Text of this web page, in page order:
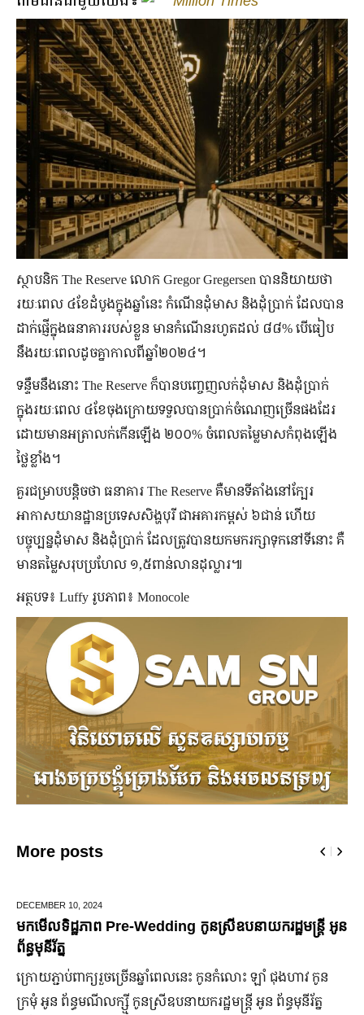
ស្ថាបនិក The Reserve លោក Gregor Gregersen បាននិយាយថា
រយៈពេល ៤ខែដំបូងក្នុងឆ្នាំនេះ កំណើនដុំមាស និងដុំប្រាក់ ដែលបាន
ដាក់ផ្ញើក្នុងធនាគាររបស់ខ្លួន មានកំណើនរហូតដល់ ៨៨% បើធៀប
នឹងរយៈពេលដូចគ្នាកាលពីឆ្នាំ២០២៤។
ទន្ទឹមនឹងនោះ The Reserve ក៏បានបញ្ចេញលក់ដុំមាស និងដុំប្រាក់
ក្នុងរយៈពេល ៤ខែចុងក្រោយទទួលបានប្រាក់ចំណេញច្រើនផងដែរ
ដោយមានអត្រាលក់កើនឡើង ២០០% ចំពេលតម្លៃមាសកំពុងឡើង
ថ្លៃខ្លាំង។
គួរជម្រាបបន្តិចថា ធនាគារ The Reserve គឺមានទីតាំងនៅក្បែរ
អាកាសយានដ្ឋានប្រទេសសិង្ហបុរី ជាអគារកម្ពស់ ៦ជាន់ ហើយ
បច្ចុប្បន្នដុំមាស និងដុំប្រាក់ ដែលត្រូវបានយកមករក្សាទុកនៅទីនោះ គឺ
មានតម្លៃសរុបប្រហែល ១,៥ពាន់លានដុល្លារ៕
អត្ថបទ៖ Luffy រូបភាព៖ Monocole
More posts
10,2024
ទិដ្ឋភាព Pre-Wedding កូនស្រីឧបនាយករដ្ឋមន្រ្តី អូន
ាប់​ពាក្យ​រួច​ច្រើន​ឆ្នាំ​ពេលនេះ កូនកំលោះ ឡាំ ជុងហាវ កូន
ព័ន្ធមណីលក្ស្មី កូនស្រី​ឧបនាយករដ្ឋមន្ត្រី អូន ព័ន្ធមុនីរ័ត្ន
មកដឹង
ក្រុមហ៊ុន